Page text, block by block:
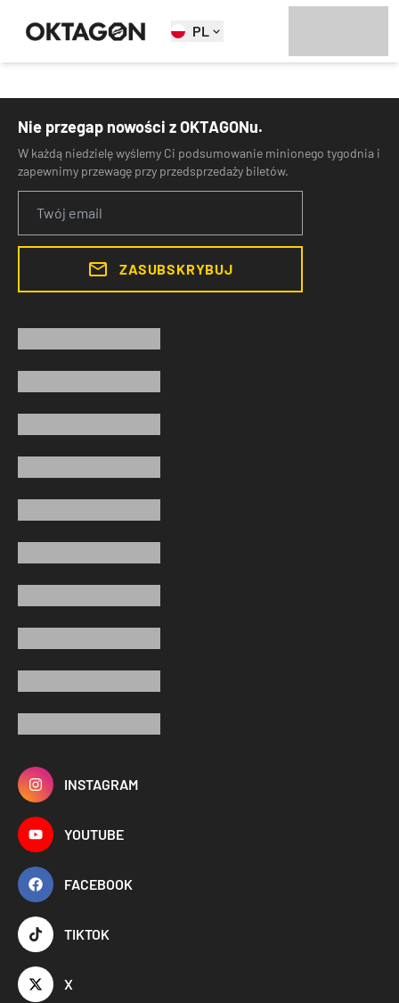
PL
Nie przegap nowości z OKTAGONu.
W każdą niedzielę wyślemy Ci podsumowanie minionego tygodnia i
zapewnimy przewagę przy przedsprzedaży biletów.
ZASUBSKRYBUJ
INSTAGRAM
YOUTUBE
FACEBOOK
TIKTOK
X